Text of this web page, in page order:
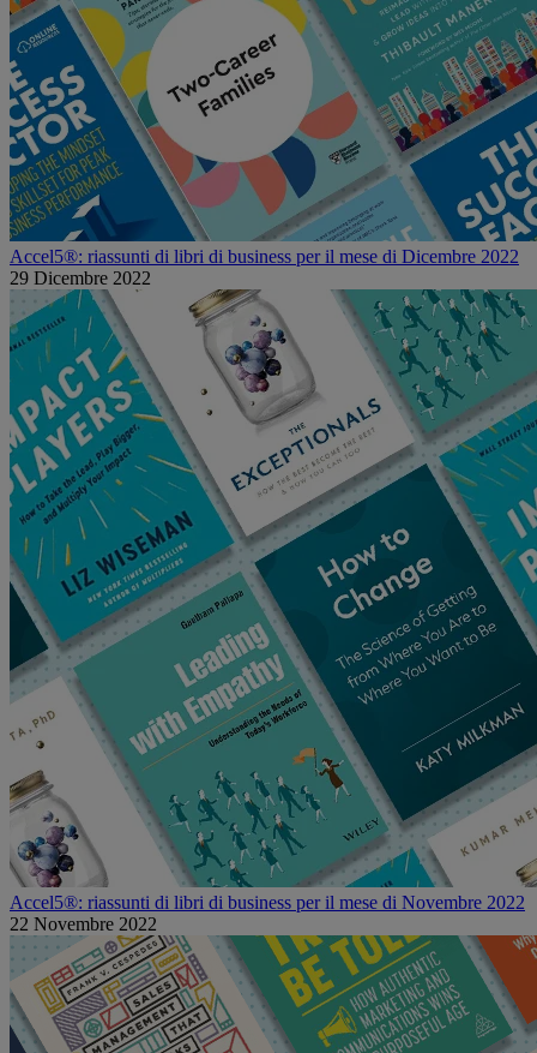
Accel5®: riassunti di libri di business per il mese di Dicembre 2022
29 Dicembre 2022
Accel5®: riassunti di libri di business per il mese di Novembre 2022
22 Novembre 2022